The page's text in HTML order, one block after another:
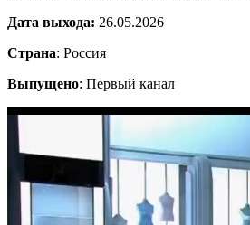
Дата выхода: 26.05.2026
Страна: Россия
Выпущено: Первый канал